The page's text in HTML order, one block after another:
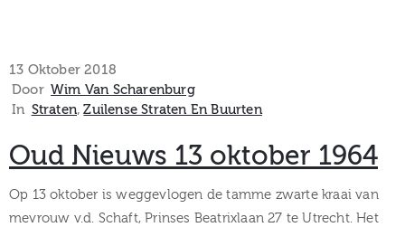
13 Oktober 2018
Door Wim Van Scharenburg
In Straten‚Zuilense Straten En Buurten
Oud Nieuws 13 oktober 1964
Op 13 oktober is weggevlogen de tamme zwarte kraai van
mevrouw v.d. Schaft, Prinses Beatrixlaan 27 te Utrecht. Het